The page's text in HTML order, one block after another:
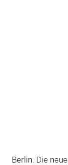
Berlin. Die